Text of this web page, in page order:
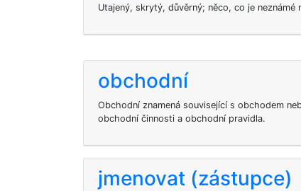
Utajený, skrytý, důvěrný; něco, co je
obchodní
Obchodní znamená související s obchodem
obchodní činnosti a obchodní pravidla.
jmenovat (zástupce)